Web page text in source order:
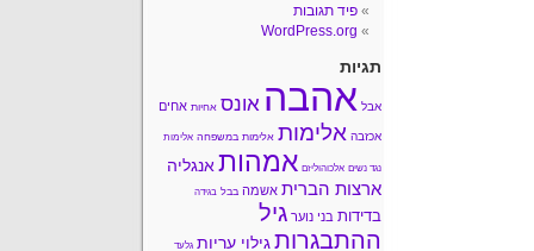
פיד תגובות
WordPress.org
תגיות
אבל אהבה אונס אחיות אחים
אכזבה אלימות אלימות במשפחה אלימות
נגד נשים אלכוהוליזם אמהותאנגליה
ארצות הברית אשמה בבל בגידה
בדידות בני נוער גיל
ההתבגרות גילוי עריות גלעד